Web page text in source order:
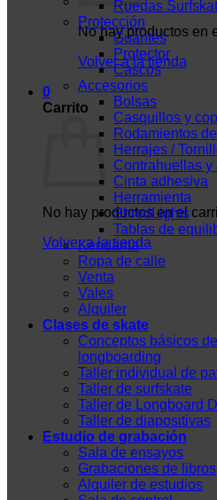
No hay productos en
Volver a la tienda
0
Carrito
No hay productos en el
Volver a la tienda
Ruedas
Protección
Guantes
Protector
Cascos
Accesorios
Bolsas
Casquillos y
Rodamientos
Herrajes /
Contrahuellas y
Cinta adhesiva
Herramienta
ShredLights
Tablas de
Kendama
Ropa de calle
Venta
Vales
Alquiler
Clases de skate
Conceptos básicos
longboarding
Taller individual de
Taller de surfskate
Taller de Longboard
Taller de diapositivas
Estudio de grabación
Sala de ensayos
Grabaciones de libros
Alquiler de estudios